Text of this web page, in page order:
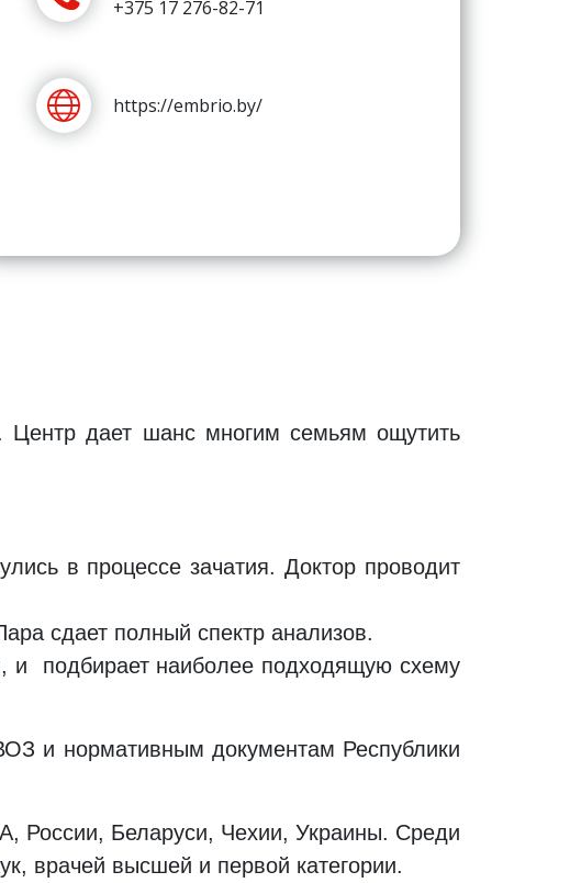
+375 17 276-82-71
https://embrio.by/
Центр дает шанс многим семьям ощутить
в процессе зачатия. Доктор проводит
сдает полный спектр анализов.
и подбирает наиболее подходящую схему
и нормативным документам Республики
России, Беларуси, Чехии, Украины. Среди
врачей высшей и первой категории.